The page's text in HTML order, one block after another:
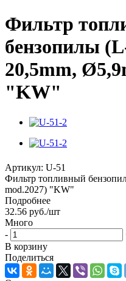
Фильтр
бензопилы
20,5mm,
"KW"
Артикул: U-51
Фильтр топливный
mod.2027) "KW"
Подробнее
32.56 руб./шт
Много
-
В корзину
Поделиться